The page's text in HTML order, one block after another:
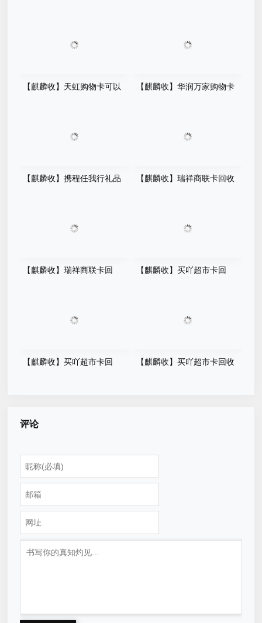
【麒麟收】天虹购物卡可以
【麒麟收】华润万家购物卡
【麒麟收】携程任我行礼品
【麒麟收】瑞祥商联卡回收
【麒麟收】瑞祥商联卡回
【麒麟收】买吖超市卡回
【麒麟收】买吖超市卡回
【麒麟收】买吖超市卡回收
评论